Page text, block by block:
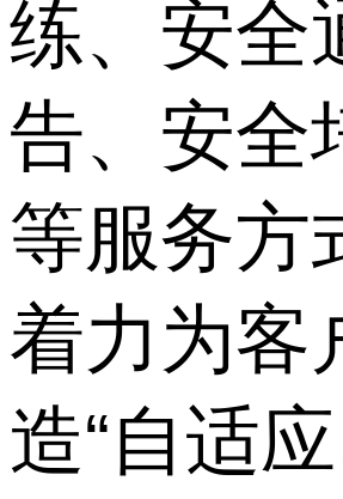
练、安全
告、安全
等服务方
着力为客
造“自适